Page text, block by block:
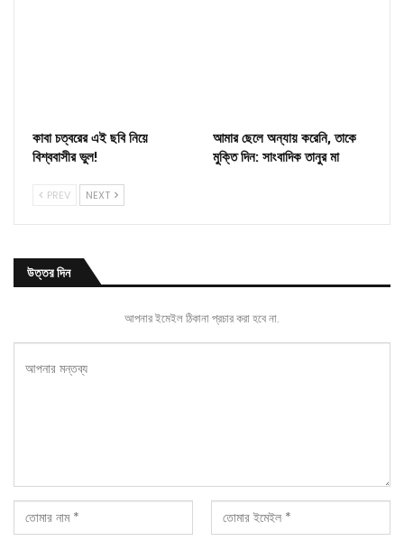
কাবা চত্বরের এই ছবি নিয়ে
বিশ্ববাসীর ভুল!
আমার ছেলে অন্যায় করেনি, তাকে
মুক্তি দিন: সাংবাদিক তানুর মা
PREV NEXT
উত্তর দিন
আপনার ইমেইল ঠিকানা প্রচার করা হবে না.